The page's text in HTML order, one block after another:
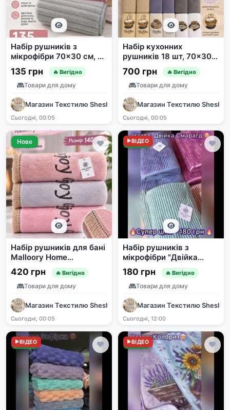
Набір рушників з
мікрофібри 70x30 см, 3
шт
135 грн 🔥 Вигідно
Товари для дому
Магазин Текстилю SheshaShop
Сьогодні, 00:05
Набір кухонних
рушників 18 шт, 70x30
см, 3 моделі
700 грн 🔥 Вигідно
Товари для дому
Магазин Текстилю
Сьогодні, 00:05
Нове
Набір рушників для бані
Malloory Home
мікрофібра 140*70 см 3
шт
420 грн 🔥 Вигідно
Товари для дому
Магазин Текстилю SheshaShop
Сьогодні, 00:05
Нове
ВІДЕО
Набір рушників з
мікрофібри "Двійка
Смарагд" 140x70 см та
95x50 см
180 грн 🔥 Вигідно
Товари для дому
Магазин Текстилю
Сьогодні, 12:00
Нове
ВІДЕО Нове
ВІДЕО